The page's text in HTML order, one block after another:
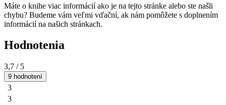
Máte o knihe viac informácií ako je na tejto stránke alebo ste našli
chybu? Budeme vám veľmi vďační, ak nám pomôžete s doplnením
informácií na našich stránkach.
Hodnotenia
3,7 / 5
9 hodnotení
3
3